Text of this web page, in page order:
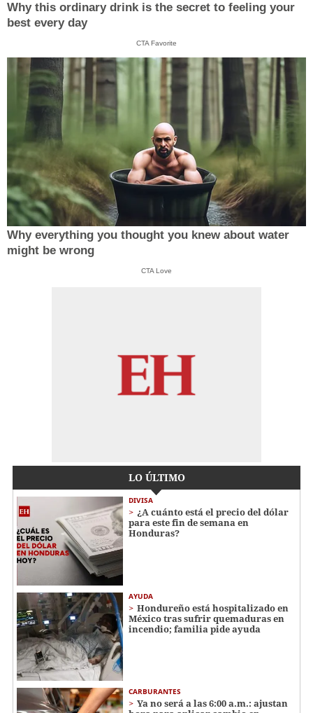
Why this ordinary drink is the secret to feeling your
best every day
CTA Favorite
Why everything you thought you knew about water
might be wrong
CTA Love
LO ÚLTIMO
DIVISA
¿A cuánto está el precio del dólar
para este fin de semana en
Honduras?
AYUDA
Hondureño está hospitalizado en
México tras sufrir quemaduras en
incendio; familia pide ayuda
CARBURANTES
Ya no será a las 6:00 a.m.: ajustan